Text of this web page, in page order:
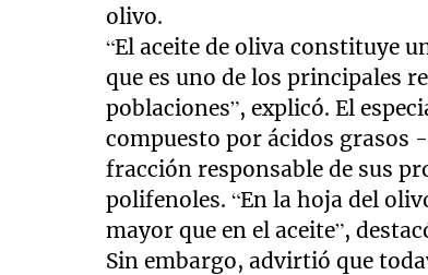
olivo.
“El aceite de oliva constituye
que es uno de los principales
poblaciones”, explicó. El
compuesto por ácidos grasos
fracción responsable de sus
polifenoles. “En la hoja del
mayor que en el aceite”,
Sin embargo, advirtió que